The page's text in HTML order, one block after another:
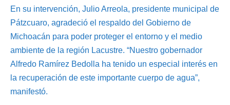
En su intervención, Julio Arreola, presidente municipal de
Pátzcuaro, agradeció el respaldo del Gobierno de
Michoacán para poder proteger el entorno y el medio
ambiente de la región Lacustre. “Nuestro gobernador
Alfredo Ramírez Bedolla ha tenido un especial interés en
la recuperación de este importante cuerpo de agua”,
manifestó.